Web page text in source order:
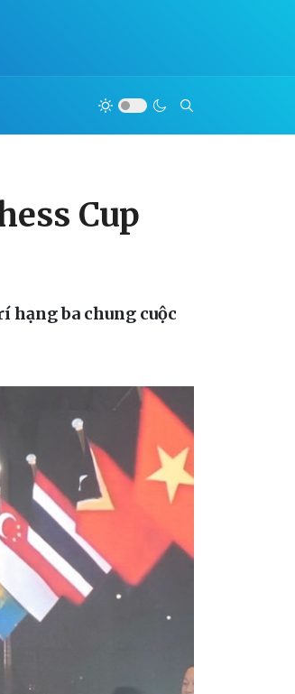
Cup
hạng ba chung cuộc